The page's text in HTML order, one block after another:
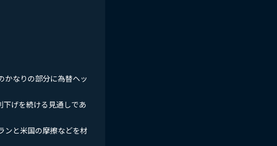
かなりの部分に為替ヘッ
げを続ける見通しであ
ンと米国の摩擦などを材